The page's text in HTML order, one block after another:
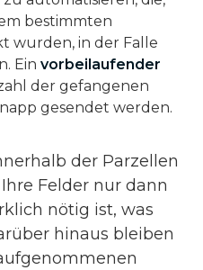
bestimmten
wurden, in der Falle
Ein vorbeilaufender
der gefangenen
gesendet werden.
der Parzellen
Felder nur dann
nötig ist, was
hinaus bleiben